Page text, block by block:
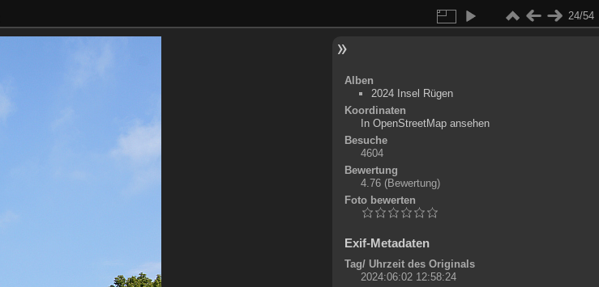
24/54
Alben
2024 Insel Rügen
Koordinaten
+
-
In OpenStreetMap ansehen
Besuche
4604
Bewertung
4.76 (Bewertung)
Foto bewerten
Exif-Metadaten
Tag/ Uhrzeit des Originals
2024:06:02 12:58:24